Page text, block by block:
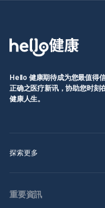
Hello 健康期待成为您最值得
正确之医疗新讯，协助您时刻
健康人生。
探索更多
重要資訊